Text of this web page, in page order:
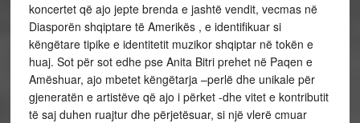
koncertet që ajo jepte brenda e jashtë vendit, vecmas në
Diasporën shqiptare të Amerikës , e identifikuar si
këngëtare tipike e identitetit muzikor shqiptar në tokën e
huaj. Sot për sot edhe pse Anita Bitri prehet në Paqen e
Amëshuar, ajo mbetet këngëtarja –perlë dhe unikale për
gjeneratën e artistëve që ajo i përket -dhe vitet e kontributit
të saj duhen ruajtur dhe përjetësuar, si një vlerë cmuar